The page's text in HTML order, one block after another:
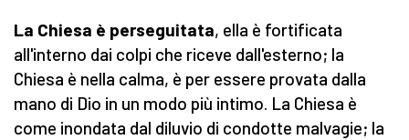
La Chiesa è perseguitata, ella è fortificata
all'interno dai colpi che riceve dall'esterno; la
Chiesa è nella calma, è per essere provata dalla
mano di Dio in un modo più intimo. La Chiesa è
come inondata dal diluvio di condotte malvagie; la